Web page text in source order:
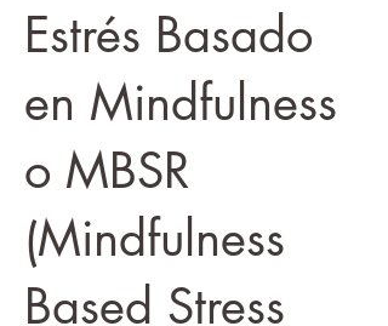
Estrés Basado
en Mindfulness
o MBSR
(Mindfulness
Based Stress